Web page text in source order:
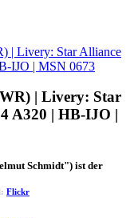
| Livery: Star Alliance
IJO | MSN 0673
| Livery: Star
A320 | HB-IJO |
Schmidt") ist der
Flickr